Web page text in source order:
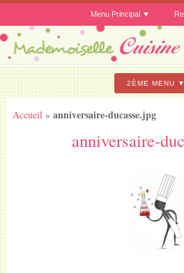
Menu Principal
2ÈME MENU
Accueil » anniversaire-ducasse.jpg
anniversaire-